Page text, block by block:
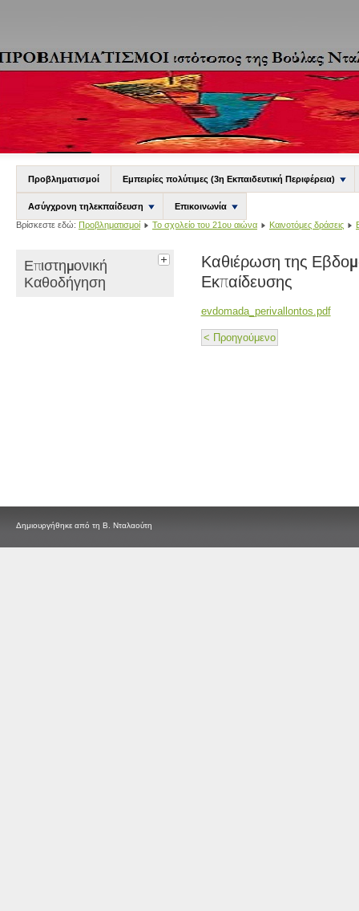
Προβληματισμοί Εμπειρίες πολύτιμες (3η Εκπαιδευτική Περιφέρεια)
Ασύγχρονη τηλεκπαίδευση
Επικοινωνία
Βρίσκεστε εδώ: Προβληματισμοί Το σχολείο του 21ου αιώνα Καινοτόμες δράσεις
Επιστημονική
Καθοδήγηση
Καθιέρωση της
Εκπαίδευσης
evdomada_perivallontos.pdf
< Προηγούμενο
Δημιουργήθηκε από τη Β. Νταλαούτη